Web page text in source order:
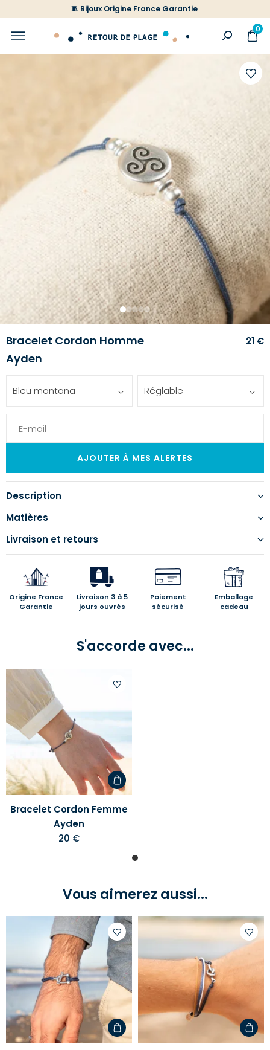
🧵 Bijoux Origine France Garantie
0
votre
liste
1 2345
Bracelet Cordon Homme
Ayden
21 €
Bleu montana Réglable
Description
Matières
Livraison et retours
Origine France
Garantie
Livraison 3 à 5
jours ouvrés
Paiement
sécurisé
Emballage
cadeau
S'accorde avec...
à
liste
d'envies
Bracelet Cordon Femme
Ayden
20 €
Vous aimerez aussi...
Ajouter
à
votre
liste
d'envies
votre